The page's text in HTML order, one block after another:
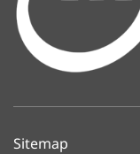
Sitemap